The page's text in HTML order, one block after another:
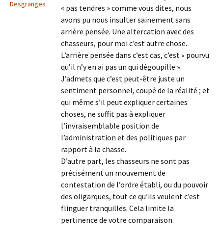
Desgranges
« pas tendres » comme vous dites, nous
avons pu nous insulter sainement sans
arrière pensée. Une altercation avec des
chasseurs, pour moi c’est autre chose.
L’arrière pensée dans c’est cas, c’est « pourvu
qu’il n’y en ai pas un qui dégoupille ».
J’admets que c’est peut-être juste un
sentiment personnel, coupé de la réalité ; et
qui même s’il peut expliquer certaines
choses, ne suffit pas à expliquer
l’invraisemblable position de
l’administration et des politiques par
rapport à la chasse.
D’autre part, les chasseurs ne sont pas
précisément un mouvement de
contestation de l’ordre établi, ou du pouvoir
des oligarques, tout ce qu’ils veulent c’est
flinguer tranquilles. Cela limite la
pertinence de votre comparaison.